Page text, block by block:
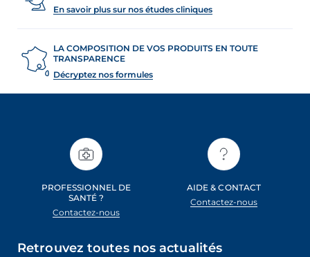
En savoir plus sur nos études cliniques
LA COMPOSITION DE VOS PRODUITS EN TOUTE
TRANSPARENCE
Décryptez nos formules
PROFESSIONNEL DE
SANTÉ ?
Contactez-nous
AIDE & CONTACT
Contactez-nous
Retrouvez toutes nos actualités